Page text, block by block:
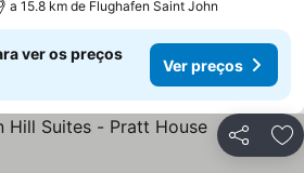
a 15.8 km de Flughafen Saint John
ver os preços
Ver preços
Partilhar